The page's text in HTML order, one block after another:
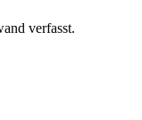
verfasst.